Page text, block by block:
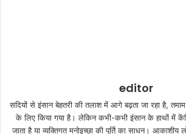
editor
सदियों से इंसान बेहतरी की तलाश में आगे बढ़ता जा रहा है, तमाम
के लिए किया गया है। लेकिन कभी-कभी इंसान के हाथों में
जाता है या व्यक्तिगत मनोइच्छा की पूर्ति का साधन। आकाशीय